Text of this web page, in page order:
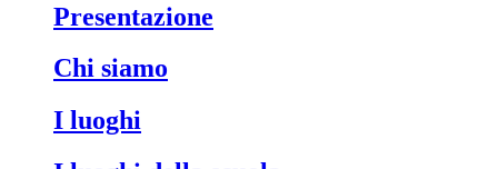
Presentazione
Chi siamo
I luoghi